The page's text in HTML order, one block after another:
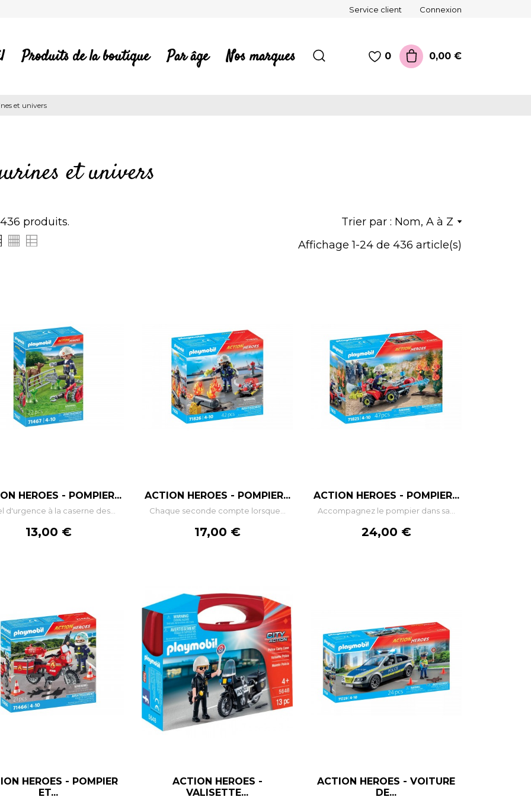
Service client Connexion
Produits de la boutique Par âge Nos marques 0 0,00 €
et univers
et univers
produits. Trier par : Nom, A à Z
Affichage 1-24 de 436 article(s)
HEROES - POMPIER...
d'urgence à la caserne des...
Prix
13,00 €
– + ACTION HEROES - POMPIER...
Chaque seconde compte lorsque...
Prix
17,00 €
– + ACTION HEROES - POMPIER...
Accompagnez le pompier dans sa...
Prix
24,00 €
– +
HEROES - POMPIER
ET...
– +
ACTION HEROES -
VALISETTE...
– +
ACTION HEROES - VOITURE
DE...
– +